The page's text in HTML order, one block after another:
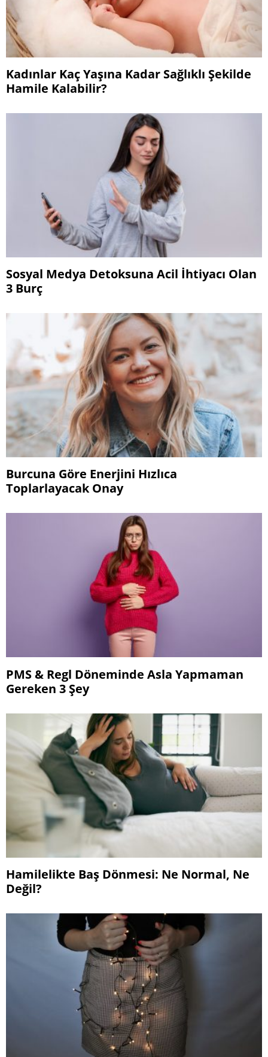
Kadınlar Kaç Yaşına Kadar Sağlıklı Şekilde
Hamile Kalabilir?
Sosyal Medya Detoksuna Acil İhtiyacı Olan
3 Burç
Burcuna Göre Enerjini Hızlıca
Toplarlayacak Onay
PMS & Regl Döneminde Asla Yapmaman
Gereken 3 Şey
Hamilelikte Baş Dönmesi: Ne Normal, Ne
Değil?